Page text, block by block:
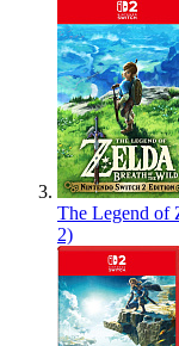
The Legend of
2)